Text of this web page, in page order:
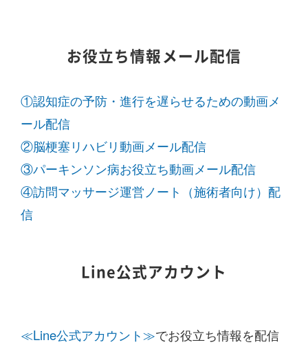
お役立ち情報メール配信
①認知症の予防・進行を遅らせるための動画メ
ール配信
②脳梗塞リハビリ動画メール配信
③パーキンソン病お役立ち動画メール配信
④訪問マッサージ運営ノート（施術者向け）配
信
Line公式アカウント
≪Line公式アカウント≫でお役立ち情報を配信